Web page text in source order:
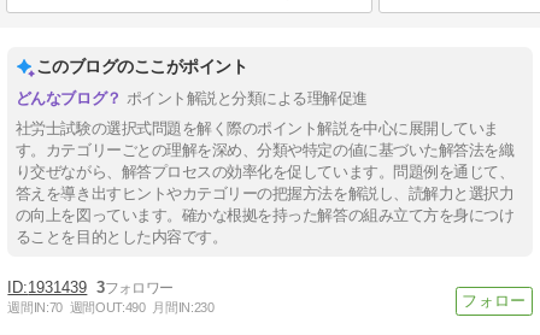
このブログのここがポイント
ポイント解説と分類による理解促進
社労士試験の選択式問題を解く際のポイント解説を中心に展開していま
す。カテゴリーごとの理解を深め、分類や特定の値に基づいた解答法を織
り交ぜながら、解答プロセスの効率化を促しています。問題例を通じて、
答えを導き出すヒントやカテゴリーの把握方法を解説し、読解力と選択力
の向上を図っています。確かな根拠を持った解答の組み立て方を身につけ
ることを目的とした内容です。
1931439 3
週間IN:70 週間OUT:490 月間IN:230